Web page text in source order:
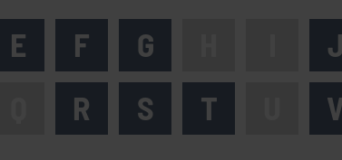
E F G J
R S T